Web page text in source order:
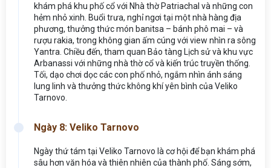
khám phá khu phố cổ với Nhà thờ Patriachal và những con
hẻm nhỏ xinh. Buổi trưa, nghỉ ngơi tại một nhà hàng địa
phương, thưởng thức món banitsa – bánh phô mai – và
rượu rakia, trong không gian ấm cúng với view nhìn ra sông
Yantra. Chiều đến, tham quan Bảo tàng Lịch sử và khu vực
Arbanassi với những nhà thờ cổ và kiến trúc truyền thống.
Tối, dạo chơi dọc các con phố nhỏ, ngắm nhìn ánh sáng
lung linh và thưởng thức không khí yên bình của Veliko
Tarnovo.
Ngày 8: Veliko Tarnovo
Ngày thứ tám tại Veliko Tarnovo là cơ hội để bạn khám phá
sâu hơn văn hóa và thiên nhiên của thành phố. Sáng sớm,